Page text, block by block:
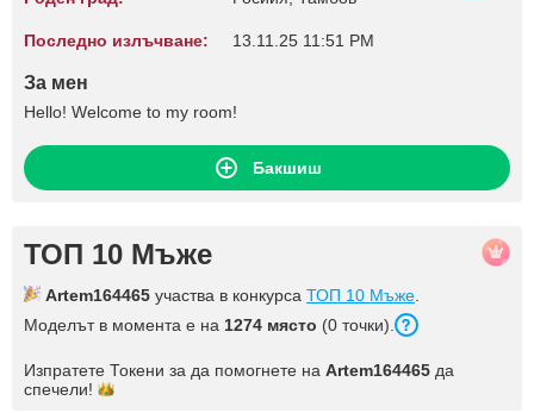
Последно излъчване: 13.11.25 11:51 PM
За мен
Hello! Welcome to my room!
Бакшиш
ТОП 10 Мъже
Artem164465 участва в конкурса ТОП 10 Мъже
Моделът в момента е на 1274 място (0 точки).
Изпратете Токени за да помогнете на Artem164465 да
спечели!